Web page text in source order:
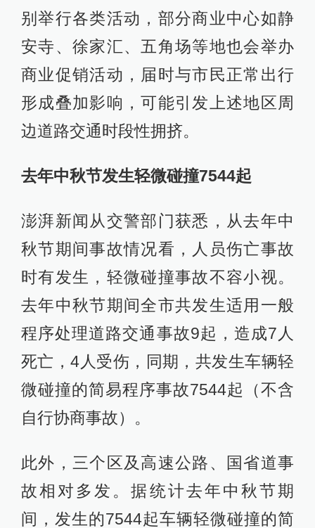
别举行各类活动，部分商业中心如静
安寺、徐家汇、五角场等地也会举办
商业促销活动，届时与市民正常出行
形成叠加影响，可能引发上述地区周
边道路交通时段性拥挤。
去年中秋节发生轻微碰撞7544起
澎湃新闻从交警部门获悉，从去年中
秋节期间事故情况看，人员伤亡事故
时有发生，轻微碰撞事故不容小视。
去年中秋节期间全市共发生适用一般
程序处理道路交通事故9起，造成7人
死亡，4人受伤，同期，共发生车辆轻
微碰撞的简易程序事故7544起（不含
自行协商事故）。
此外，三个区及高速公路、国省道事
故相对多发。据统计去年中秋节期
间，发生的7544起车辆轻微碰撞的简